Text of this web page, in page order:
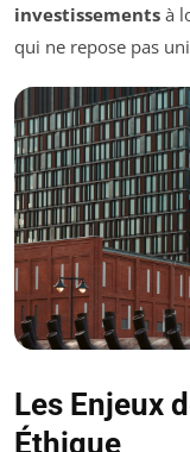
investissements à
qui ne repose pas
Les Enjeux
Éthique